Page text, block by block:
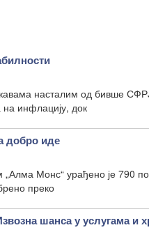
насталим од бивше
инфлацију, док
добро иде
Монс“ урађено је 790
преко
шанса у услугама и